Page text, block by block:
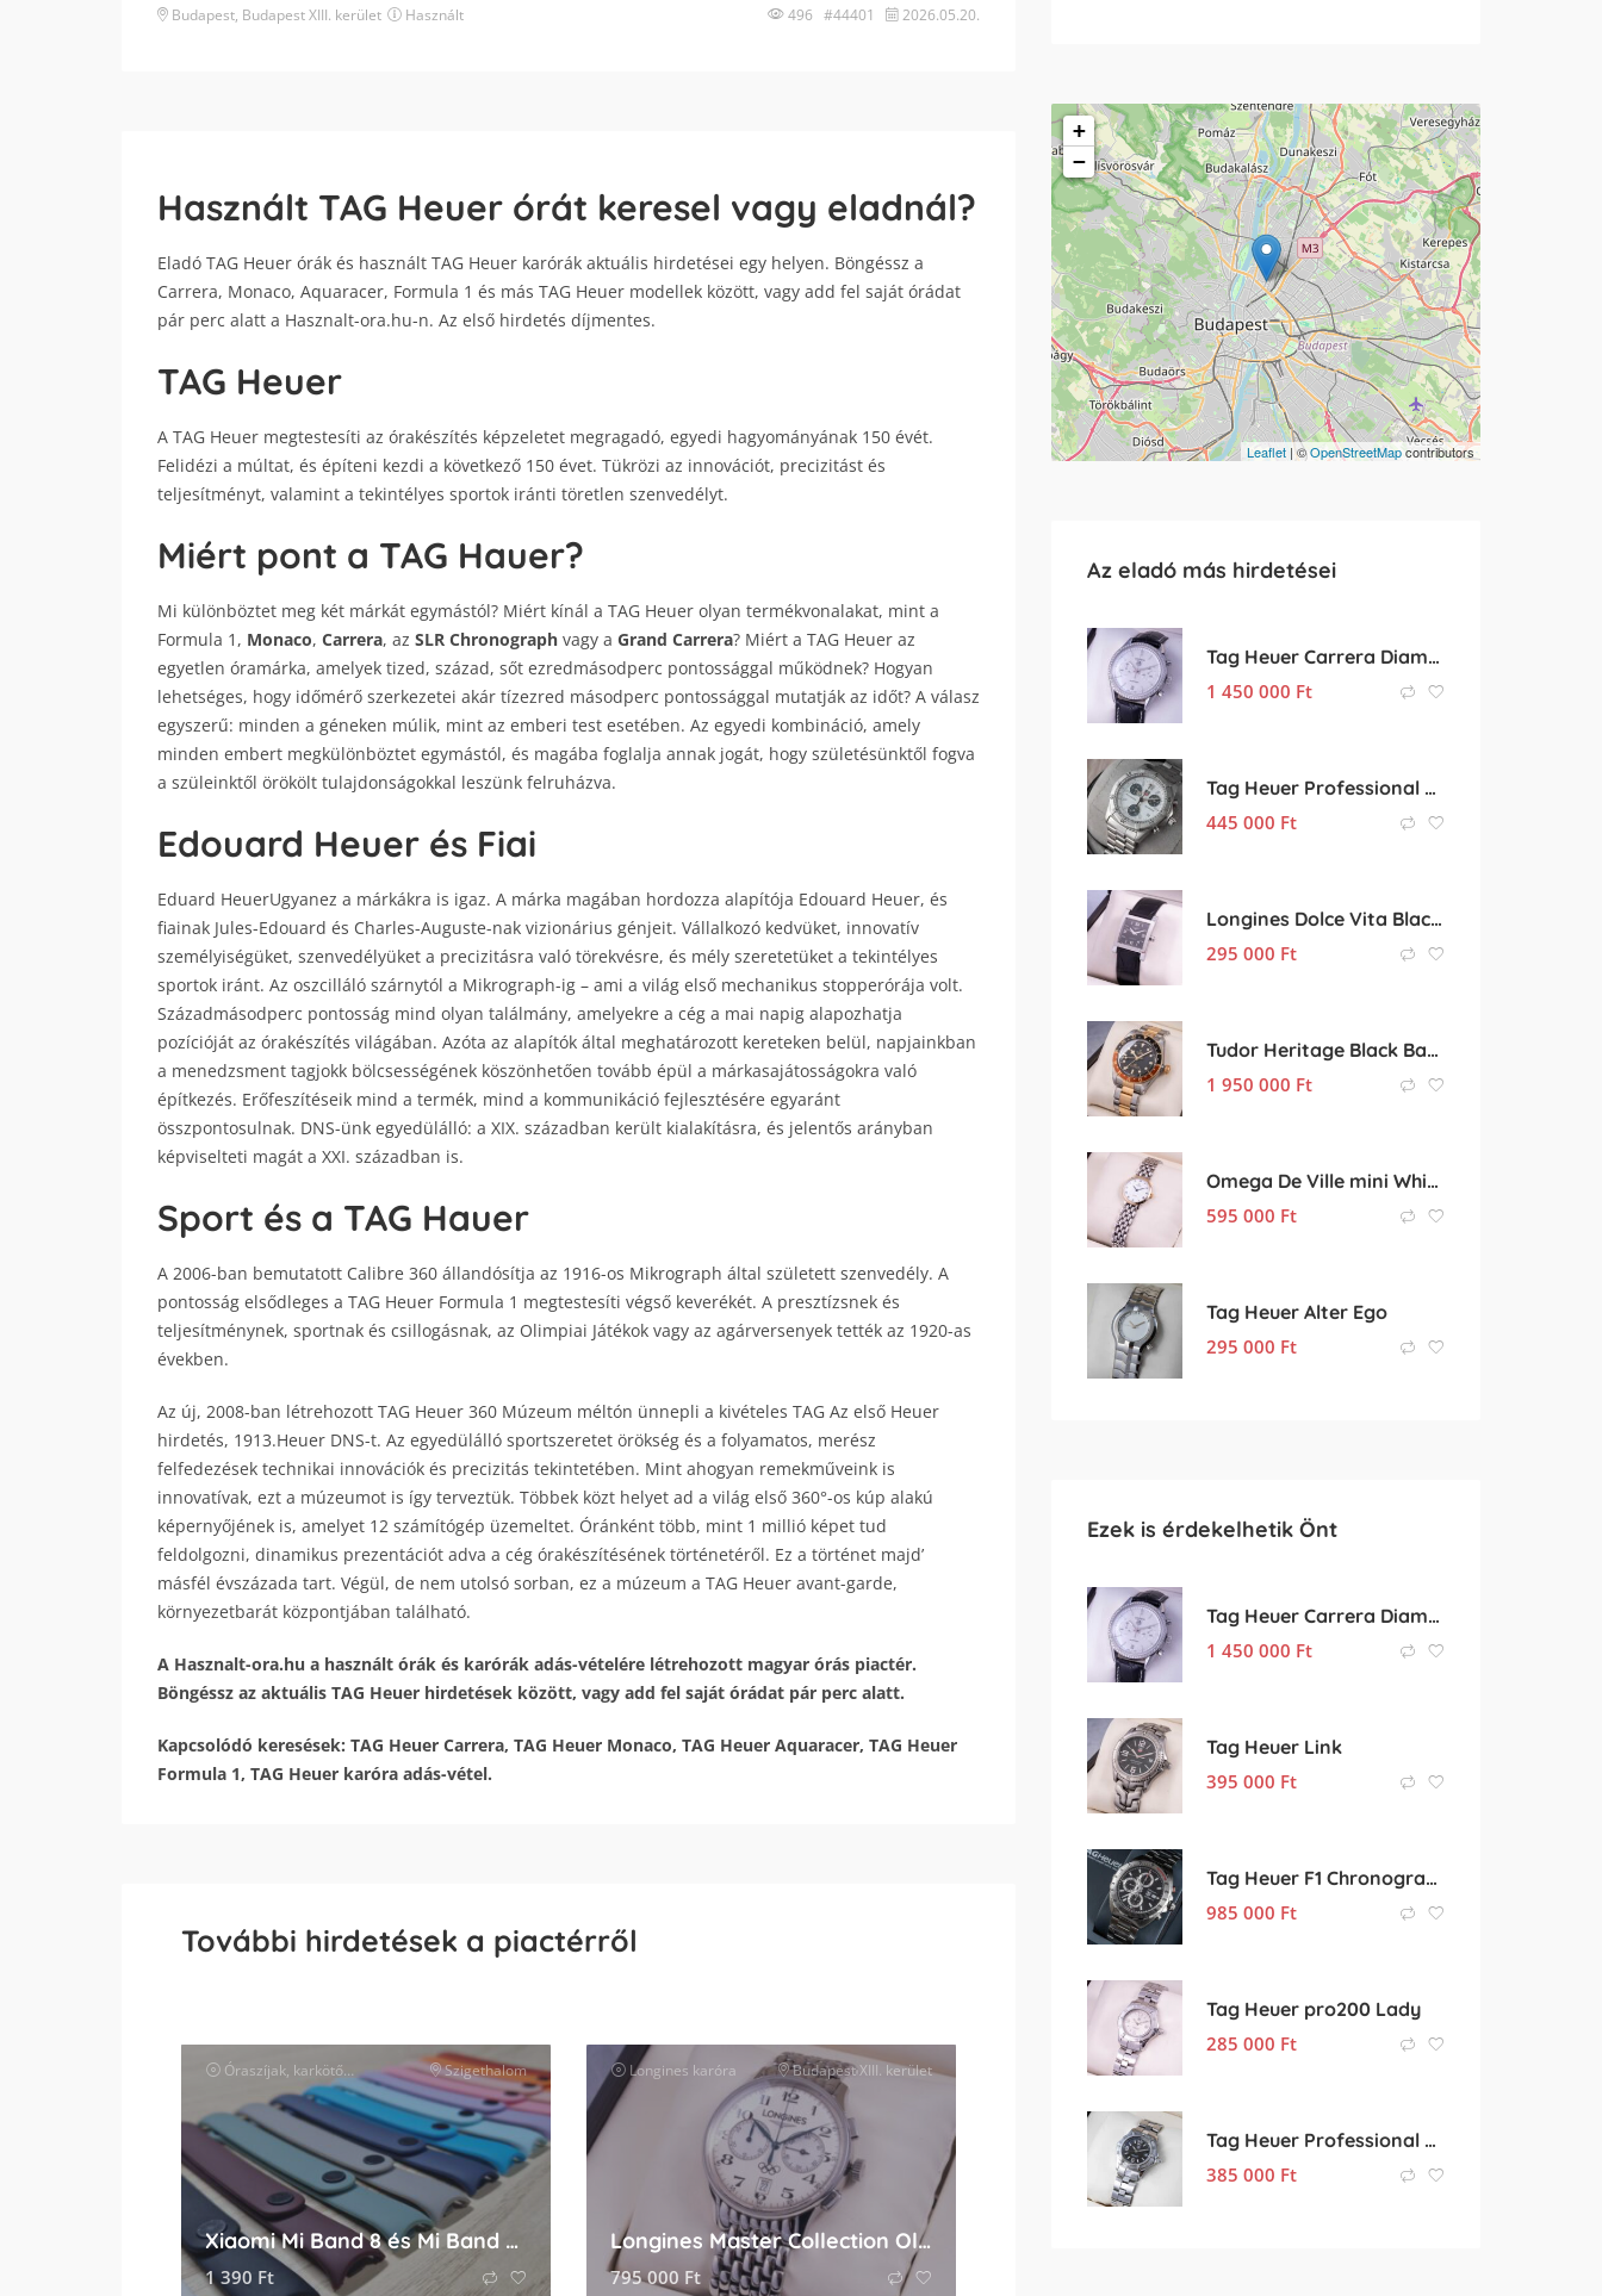
Budapest, Budapest XIII. kerület Használt 496 #44401 2026.05.20.
Használt TAG Heuer órát keresel vagy eladnál?
Eladó TAG Heuer órák és használt TAG Heuer karórák aktuális hirdetései egy helyen. Böngéssz a
Carrera, Monaco, Aquaracer, Formula 1 és más TAG Heuer modellek között, vagy add fel saját órádat
pár perc alatt a Hasznalt-ora.hu-n. Az első hirdetés díjmentes.
TAG Heuer
A TAG Heuer megtestesíti az órakészítés képzeletet megragadó, egyedi hagyományának 150 évét.
Felidézi a múltat, és építeni kezdi a következő 150 évet. Tükrözi az innovációt, precizitást és
teljesítményt, valamint a tekintélyes sportok iránti töretlen szenvedélyt.
Miért pont a TAG Hauer?
Mi különböztet meg két márkát egymástól? Miért kínál a TAG Heuer olyan termékvonalakat, mint a
Formula 1, Monaco, Carrera, az SLR Chronograph vagy a Grand Carrera? Miért a TAG Heuer az
egyetlen óramárka, amelyek tized, század, sőt ezredmásodperc pontossággal működnek? Hogyan
lehetséges, hogy időmérő szerkezetei akár tízezred másodperc pontossággal mutatják az időt? A válasz
egyszerű: minden a géneken múlik, mint az emberi test esetében. Az egyedi kombináció, amely
minden embert megkülönböztet egymástól, és magába foglalja annak jogát, hogy születésünktől fogva
a szüleinktől örökölt tulajdonságokkal leszünk felruházva.
Edouard Heuer és Fiai
Eduard HeuerUgyanez a márkákra is igaz. A márka magában hordozza alapítója Edouard Heuer, és
fiainak Jules-Edouard és Charles-Auguste-nak vizionárius génjeit. Vállalkozó kedvüket, innovatív
személyiségüket, szenvedélyüket a precizitásra való törekvésre, és mély szeretetüket a tekintélyes
sportok iránt. Az oszcilláló szárnytól a Mikrograph-ig – ami a világ első mechanikus stopperórája volt.
Századmásodperc pontosság mind olyan találmány, amelyekre a cég a mai napig alapozhatja
pozícióját az órakészítés világában. Azóta az alapítók által meghatározott kereteken belül, napjainkban
a menedzsment tagjokk bölcsességének köszönhetően tovább épül a márkasajátosságokra való
építkezés. Erőfeszítéseik mind a termék, mind a kommunikáció fejlesztésére egyaránt
összpontosulnak. DNS-ünk egyedülálló: a XIX. században került kialakításra, és jelentős arányban
képviselteti magát a XXI. században is.
Sport és a TAG Hauer
A 2006-ban bemutatott Calibre 360 állandósítja az 1916-os Mikrograph által született szenvedély. A
pontosság elsődleges a TAG Heuer Formula 1 megtestesíti végső keverékét. A presztízsnek és
teljesítménynek, sportnak és csillogásnak, az Olimpiai Játékok vagy az agárversenyek tették az 1920-as
években.
Az új, 2008-ban létrehozott TAG Heuer 360 Múzeum méltón ünnepli a kivételes TAG Az első Heuer
hirdetés, 1913.Heuer DNS-t. Az egyedülálló sportszeretet örökség és a folyamatos, merész
felfedezések technikai innovációk és precizitás tekintetében. Mint ahogyan remekműveink is
innovatívak, ezt a múzeumot is így terveztük. Többek közt helyet ad a világ első 360°-os kúp alakú
képernyőjének is, amelyet 12 számítógép üzemeltet. Óránként több, mint 1 millió képet tud
feldolgozni, dinamikus prezentációt adva a cég órakészítésének történetéről. Ez a történet majd’
másfél évszázada tart. Végül, de nem utolsó sorban, ez a múzeum a TAG Heuer avant-garde,
környezetbarát központjában található.
A Hasznalt-ora.hu a használt órák és karórák adás-vételére létrehozott magyar órás piactér.
Böngéssz az aktuális TAG Heuer hirdetések között, vagy add fel saját órádat pár perc alatt.
Kapcsolódó keresések: TAG Heuer Carrera, TAG Heuer Monaco, TAG Heuer Aquaracer, TAG Heuer
Formula 1, TAG Heuer karóra adás-vétel.
További hirdetések a piactérről
Óraszíjak, karkötők és tartozékok óra kiegészítők
Szigethalom
Xiaomi Mi Band 8 és Mi Band 9 színes szilikon pótszíj eladó
1 390 Ft
Longines karóra Budapest XIII. kerület
Longines Master Collection Olympic Edition
795 000 Ft
+
−
Leaflet | ©OpenStreetMapcontributors
Az eladó más hirdetései
Tag Heuer Carrera Diamond
1 450 000 Ft
Tag Heuer Professional 200m Chronograph
445 000 Ft
Longines Dolce Vita Black Cube
295 000 Ft
Tudor Heritage Black Bay GMT “rootbeer”
1 950 000 Ft
Omega De Ville mini White
595 000 Ft
Tag Heuer Alter Ego
295 000 Ft
Ezek is érdekelhetik Önt
Tag Heuer Carrera Diamond
1 450 000 Ft
Tag Heuer Link
395 000 Ft
Tag Heuer F1 Chronograph
985 000 Ft
Tag Heuer pro200 Lady
285 000 Ft
Tag Heuer Professional 200m Lady
385 000 Ft